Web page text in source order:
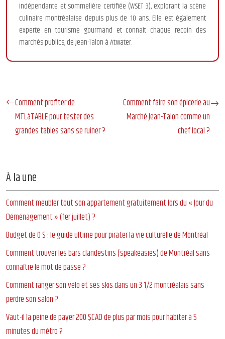
indépendante et sommelière certifiée (WSET 3), explorant la scène
culinaire montréalaise depuis plus de 10 ans. Elle est également
experte en tourisme gourmand et connaît chaque recoin des
marchés publics, de Jean-Talon à Atwater.
Comment profiter de
MTLàTABLE pour tester des
grandes tables sans se ruiner ?
Comment faire son épicerie au
Marché Jean-Talon comme un
chef local ?
À la une
Comment meubler tout son appartement gratuitement lors du « Jour du
Déménagement » (1er juillet) ?
Budget de 0 $ : le guide ultime pour pirater la vie culturelle de Montréal
Comment trouver les bars clandestins (speakeasies) de Montréal sans
connaître le mot de passe ?
Comment ranger son vélo et ses skis dans un 3 1/2 montréalais sans
perdre son salon ?
Vaut-il la peine de payer 200 $CAD de plus par mois pour habiter à 5
minutes du métro ?